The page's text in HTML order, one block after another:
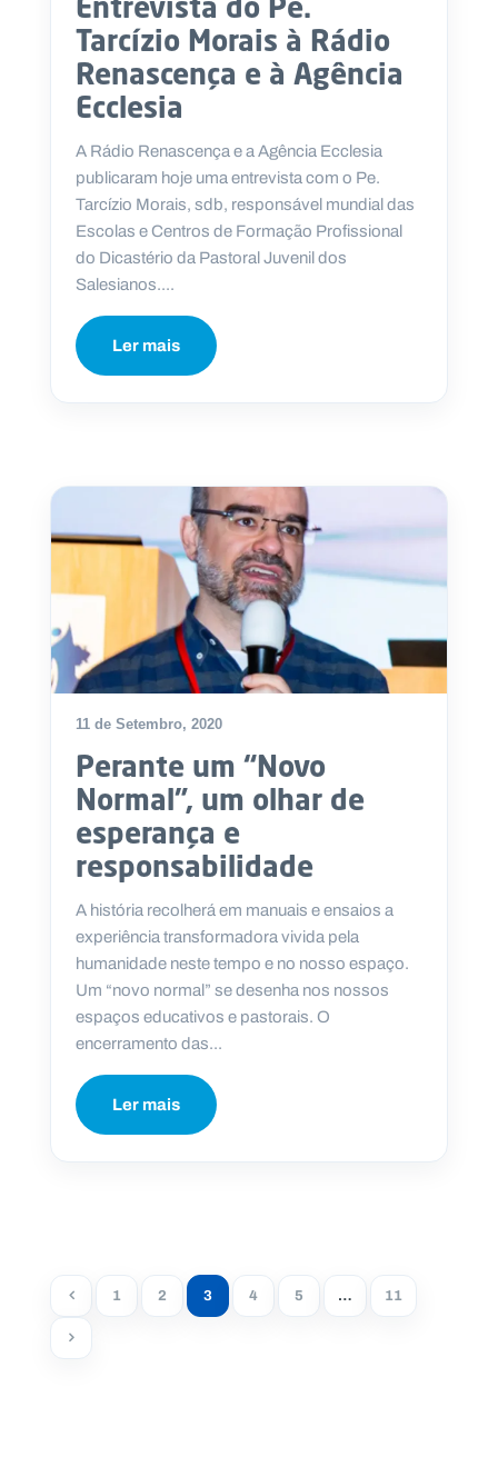
Tarcízio Morais à Rádio
Renascença e à Agência
Ecclesia
A Rádio Renascença e a Agência Ecclesia
publicaram hoje uma entrevista com o Pe.
Tarcízio Morais, sdb, responsável mundial das
Escolas e Centros de Formação Profissional
do Dicastério da Pastoral Juvenil dos
Salesianos....
Ler mais
11 de Setembro, 2020
Perante um “Novo
Normal”, um olhar de
esperança e
responsabilidade
A história recolherá em manuais e ensaios a
experiência transformadora vivida pela
humanidade neste tempo e no nosso espaço.
Um “novo normal” se desenha nos nossos
espaços educativos e pastorais. O
encerramento das...
Ler mais
1 2 3 4 5 … 11